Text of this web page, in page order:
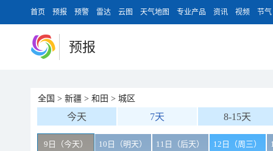
首页 预报 预警 雷达 云图 天气地图 专业产品 资讯 视频 节气
预报
全国 > 新疆 > 和田 > 城区
今天 7天 8-15天
9日（今天） 10日（明天） 11日（后天） 12日（周三）